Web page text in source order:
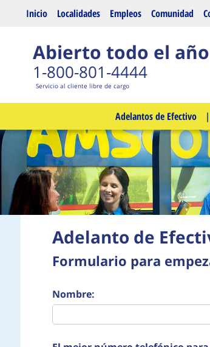
Saltar al contenido principal
Inicio Localidades Empleos Comunidad
Abierto todo el año
1-800-801-4444
Servicio al cliente libre de cargo
Adelantos de Efectivo |
Adelanto de
Formulario para
Nombre: